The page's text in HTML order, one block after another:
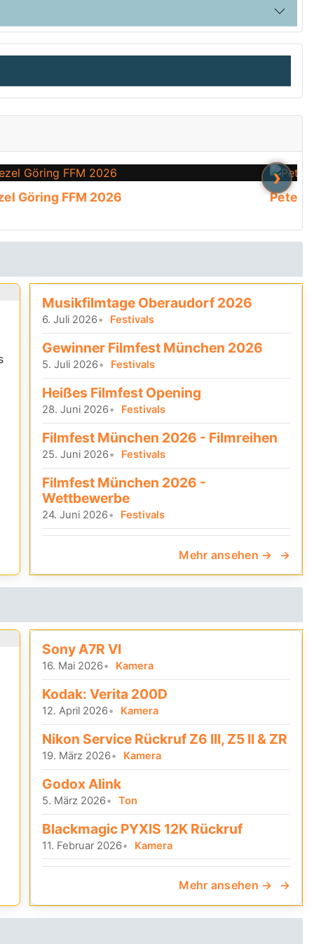
Göring FFM 2026 Pete
›
Musikfilmtage Oberaudorf 2026
6. Juli 2026 Festivals
Gewinner Filmfest München 2026
5. Juli 2026 Festivals
Heißes Filmfest Opening
28. Juni 2026 Festivals
Filmfest München 2026 - Filmreihen
25. Juni 2026 Festivals
Filmfest München 2026 -
Wettbewerbe
24. Juni 2026 Festivals
Mehr ansehen →
Sony A7R VI
16. Mai 2026 Kamera
Kodak: Verita 200D
12. April 2026 Kamera
Nikon Service Rückruf Z6 III, Z5 II & ZR
19. März 2026 Kamera
Godox Alink
5. März 2026 Ton
Blackmagic PYXIS 12K Rückruf
11. Februar 2026 Kamera
Mehr ansehen →